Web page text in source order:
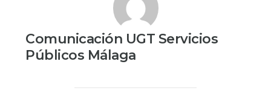
Comunicación UGT Servicios
Públicos Málaga